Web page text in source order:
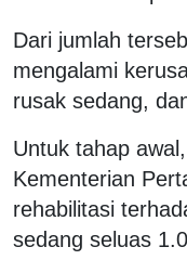
Dari jumlah
mengalami
rusak sedang,
Untuk tahap
Kementerian
rehabilitasi
sedang seluas